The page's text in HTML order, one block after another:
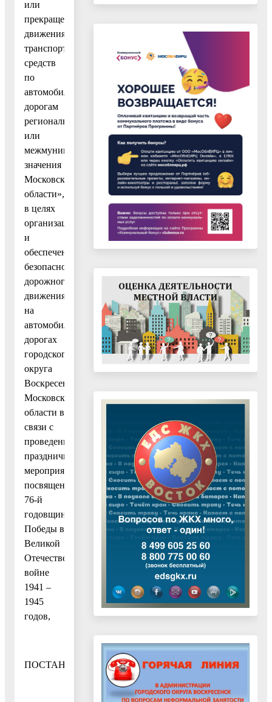
или
прекращения
движения
транспортных
средств
по
автомобильным
дорогам
регионального
или
межмуниципального
значения
Московской
области»,
в целях
организации
и
обеспечения
безопасности
дорожного
движения
на
автомобильных
дорогах
городского
округа
Воскресенск
Московской
области в
связи с
проведением
праздничных
мероприятий,
посвященных
76-й
годовщине
Победы в
Великой
Отечественной
войне
1941 –
1945
годов,
ПОСТАНОВЛЯЮ: